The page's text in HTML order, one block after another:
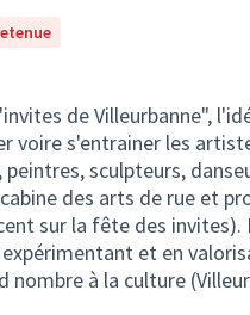
de Villeurbanne",
voire s'entrainer les
sculpteurs,
des arts de rue et
sur la fête des
expérimentant et en
nombre à la culture